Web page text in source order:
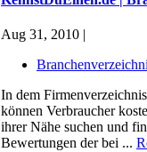
Aug 31, 2010 |
In dem
können Verbraucher
ihrer Nähe suchen und
Bewertungen der bei ...